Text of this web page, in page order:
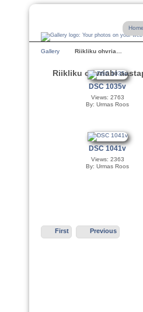
Home
Gallery Riikliku ohvria…
Riikliku ohvriabi
DSC 1035v
Views: 2763
By: Urmas Roos
DSC 1041v
Views: 2363
By: Urmas Roos
First Previous